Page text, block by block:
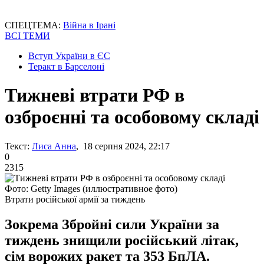
СПЕЦТЕМА: Війна в Ірані
ВСІ ТЕМИ
Вступ України в ЄС
Теракт в Барселоні
Тижневі втрати РФ в
озброєнні та особовому складі
Текст: Лиса Анна, 18 серпня 2024, 22:17
0
2315
Фото: Getty Images (иллюстративное фото)
Втрати російської армії за тиждень
Зокрема Збройні сили України за
тиждень знищили російський літак,
сім ворожих ракет та 353 БпЛА.